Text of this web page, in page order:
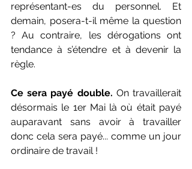
représentant-es du personnel. Et
demain, posera-t-il même la question
? Au contraire, les dérogations ont
tendance à s’étendre et à devenir la
règle.
Ce sera payé double. On travaillerait
désormais le 1er Mai là où était payé
auparavant sans avoir à travailler
donc cela sera payé... comme un jour
ordinaire de travail !